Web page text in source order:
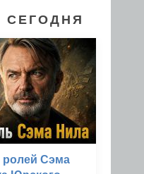
СЕГОДНЯ
ролей Сэма